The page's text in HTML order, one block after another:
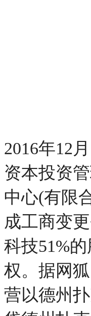
2016年12
资本投资
中心(有限
成工商变
科技51%
权。据网
营以德州